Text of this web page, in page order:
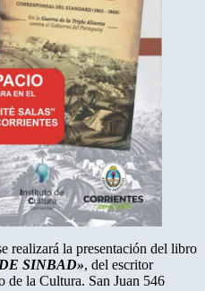
realizará la presentación del libro
SINBAD», del escritor
de la Cultura. San Juan 546